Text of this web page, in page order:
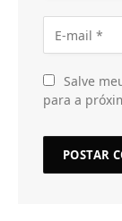
Salve
para a